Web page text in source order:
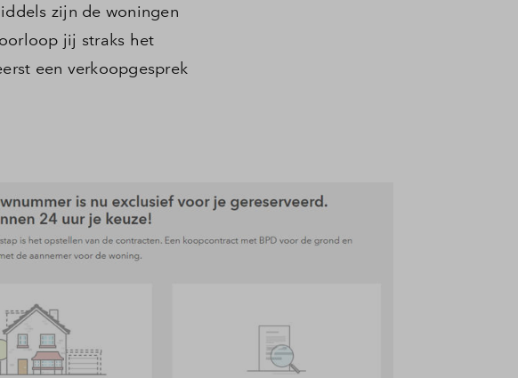
zijn de woningen
jij straks het
een verkoopgesprek